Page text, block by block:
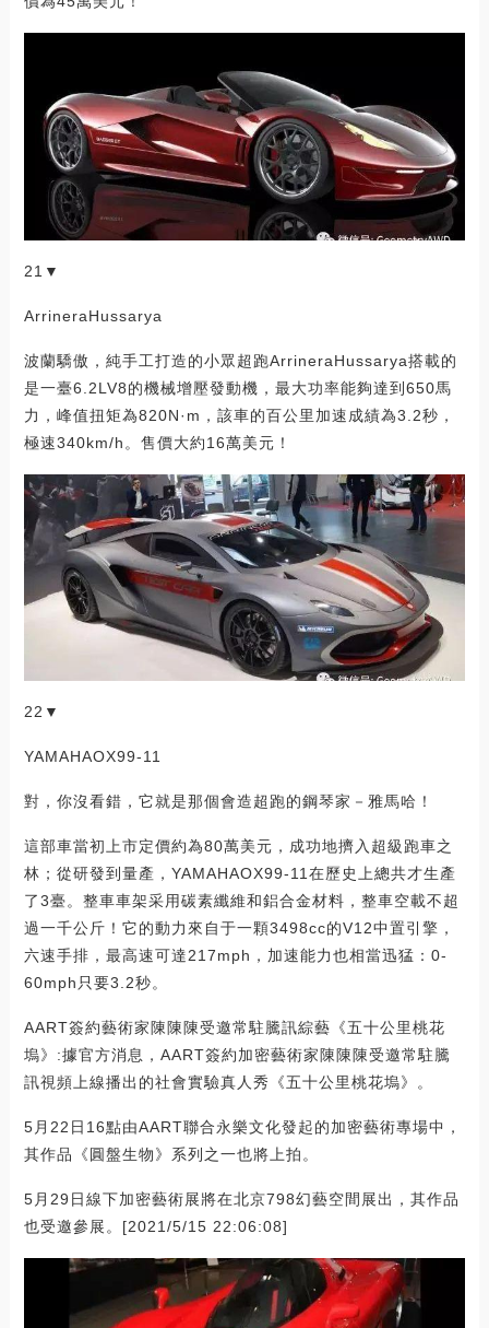
21▼
ArrineraHussarya
波蘭驕傲，純手工打造的小眾超跑ArrineraHussarya搭載的
是一臺6.2LV8的機械增壓發動機，最大功率能夠達到650馬
力，峰值扭矩為820N·m，該車的百公里加速成績為3.2秒，
極速340km/h。售價大約16萬美元！
22▼
YAMAHAOX99-11
對，你沒看錯，它就是那個會造超跑的鋼琴家－雅馬哈！
這部車當初上市定價約為80萬美元，成功地擠入超級跑車之
林；從研發到量產，YAMAHAOX99-11在歷史上總共才生產
了3臺。整車車架采用碳素纖維和鋁合金材料，整車空載不超
過一千公斤！它的動力來自于一顆3498cc的V12中置引擎，
六速手排，最高速可達217mph，加速能力也相當迅猛：0-
60mph只要3.2秒。
AART簽約藝術家陳陳陳受邀常駐騰訊綜藝《五十公里桃花
塢》:據官方消息，AART簽約加密藝術家陳陳陳受邀常駐騰
訊視頻上線播出的社會實驗真人秀《五十公里桃花塢》。
5月22日16點由AART聯合永樂文化發起的加密藝術專場中，
其作品《圓盤生物》系列之一也將上拍。
5月29日線下加密藝術展將在北京798幻藝空間展出，其作品
也受邀參展。[2021/5/15 22:06:08]